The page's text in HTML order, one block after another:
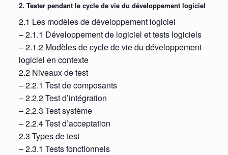
2. Tester pendant le cycle de vie du développement logiciel
2.1 Les modèles de développement logiciel
– 2.1.1 Développement de logiciel et tests logiciels
– 2.1.2 Modèles de cycle de vie du développement
logiciel en contexte
2.2 Niveaux de test
– 2.2.1 Test de composants
– 2.2.2 Test d’intégration
– 2.2.3 Test système
– 2.2.4 Test d’acceptation
2.3 Types de test
– 2.3.1 Tests fonctionnels